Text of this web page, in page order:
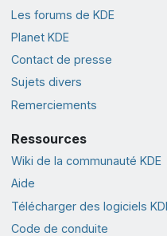
Les forums de KDE
Planet KDE
Contact de presse
Sujets divers
Remerciements
Ressources
Wiki de la communauté KDE
Aide
Télécharger des logiciels
Code de conduite